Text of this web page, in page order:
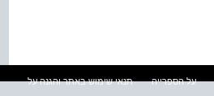
על הספרייה
תנאי שימוש באתר והגנה על